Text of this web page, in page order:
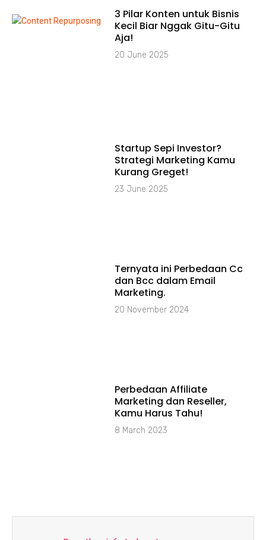
3 Pilar Konten untuk Bisnis
Kecil Biar Nggak Gitu-Gitu
Aja!
20 June 2025
Startup Sepi Investor?
Strategi Marketing Kamu
Kurang Greget!
23 June 2025
Ternyata ini Perbedaan Cc
dan Bcc dalam Email
Marketing.
20 November 2024
Perbedaan Affiliate
Marketing dan Reseller,
Kamu Harus Tahu!
8 March 2023